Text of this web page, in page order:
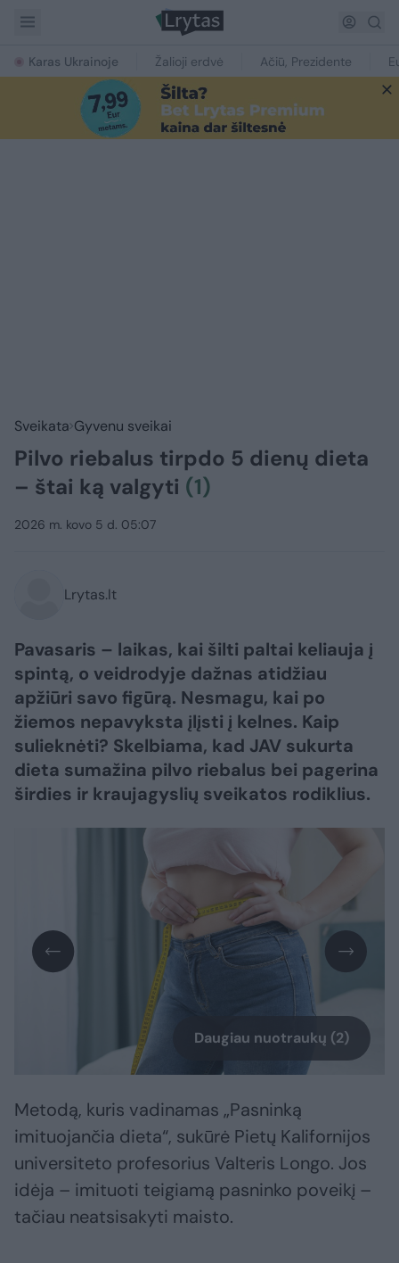
Karas Ukrainoje Žalioji erdvė Ačiū, Prezidente
Sveikata Gyvenu sveikai
Pilvo riebalus tirpdo 5 dienų dieta
– štai ką valgyti (1)
2026 m. kovo 5 d. 05:07
Lrytas.lt
Pavasaris – laikas, kai šilti paltai keliauja į
spintą, o veidrodyje dažnas atidžiau
apžiūri savo figūrą. Nesmagu, kai po
žiemos nepavyksta įlįsti į kelnes. Kaip
sulieknėti? Skelbiama, kad JAV sukurta
dieta sumažina pilvo riebalus bei pagerina
širdies ir kraujagyslių sveikatos rodiklius.
Daugiau nuotraukų (2)
Metodą, kuris vadinamas „Pasninką
imituojančia dieta“, sukūrė Pietų Kalifornijos
universiteto profesorius Valteris Longo. Jos
idėja – imituoti teigiamą pasninko poveikį –
tačiau neatsisakyti maisto.